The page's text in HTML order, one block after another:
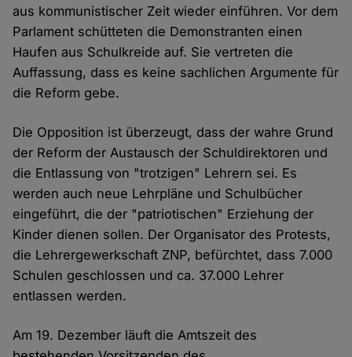
aus kommunistischer Zeit wieder einführen. Vor dem
Parlament schütteten die Demonstranten einen
Haufen aus Schulkreide auf. Sie vertreten die
Auffassung, dass es keine sachlichen Argumente für
die Reform gebe.
Die Opposition ist überzeugt, dass der wahre Grund
der Reform der Austausch der Schuldirektoren und
die Entlassung von "trotzigen" Lehrern sei. Es
werden auch neue Lehrpläne und Schulbücher
eingeführt, die der "patriotischen" Erziehung der
Kinder dienen sollen. Der Organisator des Protests,
die Lehrergewerkschaft ZNP, befürchtet, dass 7.000
Schulen geschlossen und ca. 37.000 Lehrer
entlassen werden.
Am 19. Dezember läuft die Amtszeit des